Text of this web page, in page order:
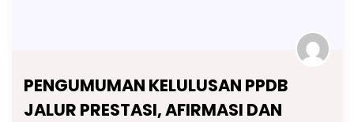
PENGUMUMAN KELULUSAN PPDB
JALUR PRESTASI, AFIRMASI DAN